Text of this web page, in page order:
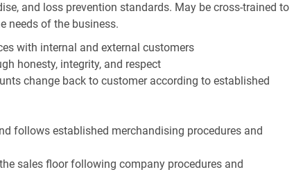
and loss prevention standards. May be cross-trained to
needs of the business.
with internal and external customers
honesty, integrity, and respect
change back to customer according to established
follows established merchandising procedures and
sales floor following company procedures and